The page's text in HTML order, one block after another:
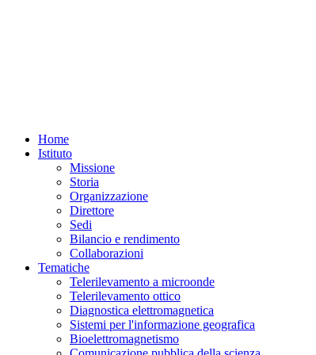
Home
Istituto
Missione
Storia
Organizzazione
Direttore
Sedi
Bilancio e rendimento
Collaborazioni
Tematiche
Telerilevamento a microonde
Telerilevamento ottico
Diagnostica elettromagnetica
Sistemi per l'informazione geografica
Bioelettromagnetismo